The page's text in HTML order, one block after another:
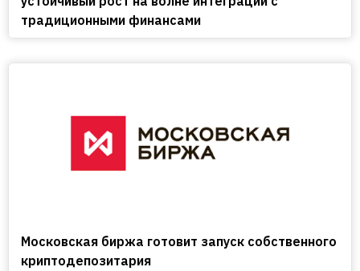
традиционными финансами
Московская биржа готовит запуск собственного
криптодепозитария